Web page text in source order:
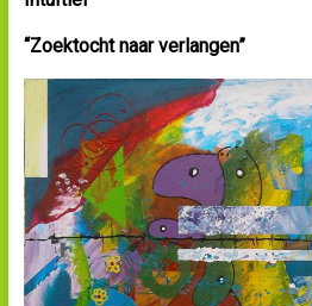
“Zoektocht naar verlangen”